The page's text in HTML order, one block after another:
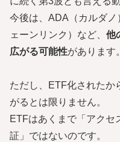
今後は、ADA（カルダ
ェーンリンク）など、 他
広がる可能性があります。
ただし、ETF化されたか
がるとは限りません。
ETFはあくまで「アクセ
証」ではないのです。